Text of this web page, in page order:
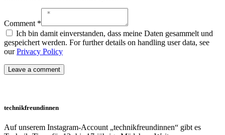
Comment *
Ich bin damit einverstanden, dass meine Daten gesammelt und
gespeichert werden. For further details on handling user data, see
ourPrivacy Policy
technikfreundinnen
Auf unserem Instagram-Account „technikfreundinnen“ gibt es